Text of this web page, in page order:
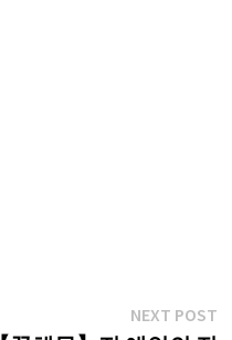
NEXT POST